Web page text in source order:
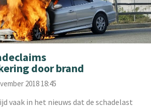
door brand
2018 18:45
vaak in het nieuws dat de schadelast